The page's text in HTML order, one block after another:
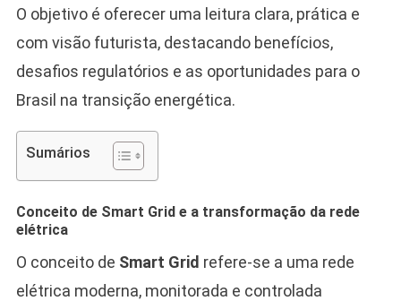
O objetivo é oferecer uma leitura clara, prática e
com visão futurista, destacando benefícios,
desafios regulatórios e as oportunidades para o
Brasil na transição energética.
Sumários
Conceito de Smart Grid e a transformação da rede
elétrica
O conceito de Smart Grid refere-se a uma rede
elétrica moderna, monitorada e controlada